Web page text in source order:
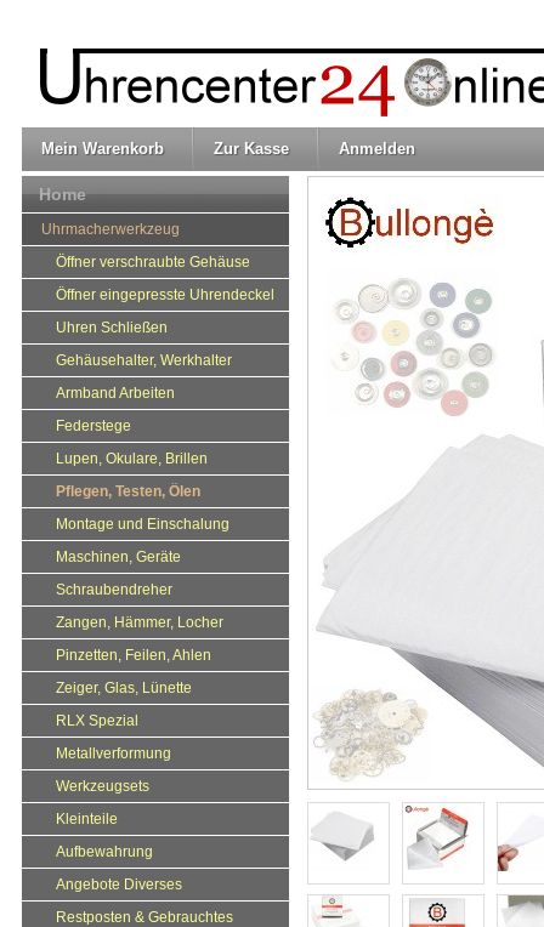
Mein Warenkorb Zur Kasse Anmelden
Home
Uhrmacherwerkzeug
Öffner verschraubte Gehäuse
Öffner eingepresste Uhrendeckel
Uhren Schließen
Gehäusehalter, Werkhalter
Armband Arbeiten
Federstege
Lupen, Okulare, Brillen
Pflegen, Testen, Ölen
Montage und Einschalung
Maschinen, Geräte
Schraubendreher
Zangen, Hämmer, Locher
Pinzetten, Feilen, Ahlen
Zeiger, Glas, Lünette
RLX Spezial
Metallverformung
Werkzeugsets
Kleinteile
Aufbewahrung
Angebote Diverses
Restposten & Gebrauchtes